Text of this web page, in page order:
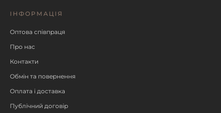
ІНФОРМАЦІЯ
Оптова співпраця
Про нас
Контакти
Обмін та повернення
Оплата і доставка
Публічний договір